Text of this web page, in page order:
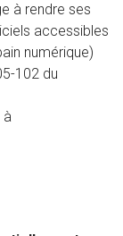
à rendre ses
accessibles
numérique)
102 du
à